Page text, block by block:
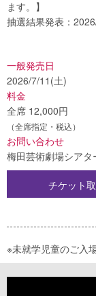
ます。】
抽選結果発表：
一般発売日
2026/7/11(土)
料金
全席 12,000円
（全席指定・税込）
お問い合わせ
梅田芸術劇場シアタ
チケット
※未就学児童のご入